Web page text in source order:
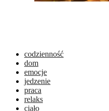
codzienność
dom
emocje
jedzenie
praca
relaks
ciało